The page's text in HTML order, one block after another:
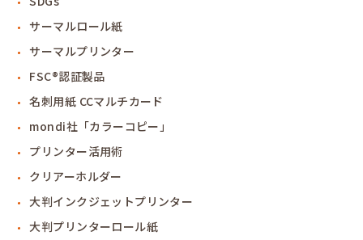
サーマルロール紙
サーマルプリンター
FSC®認証製品
名刺用紙 CCマルチカード
mondi社「カラーコピー」
プリンター活用術
クリアーホルダー
大判インクジェットプリンター
大判プリンターロール紙